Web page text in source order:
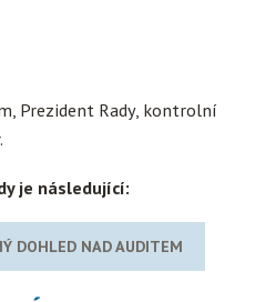
Prezident Rady, kontrolní
je následující:
DOHLED NAD AUDITEM